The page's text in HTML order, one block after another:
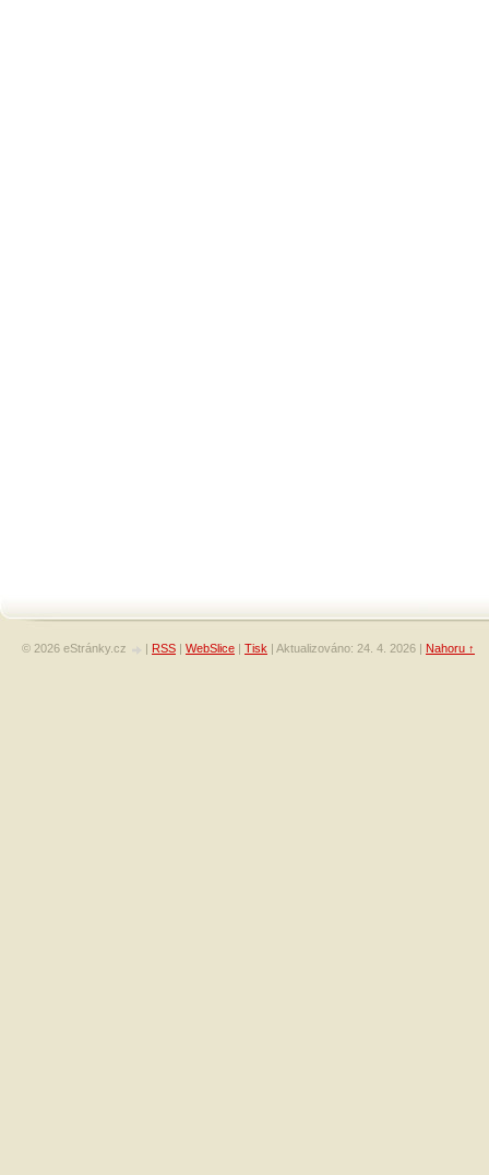
© 2026 eStránky.cz | RSS | WebSlice | Tisk | Aktualizováno: 24. 4. 2026 | Nahoru ↑